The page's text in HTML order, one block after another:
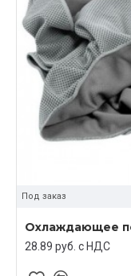
Под заказ
Охлаждающее
28.89 руб. c НДС